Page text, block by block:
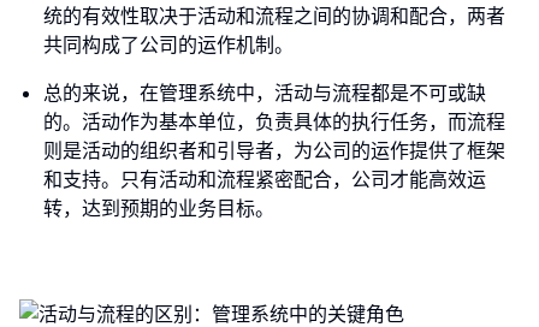
统的有效性取决于活动和流程之间的协调和配合，两者
共同构成了公司的运作机制。
总的来说，在管理系统中，活动与流程都是不可或缺
的。活动作为基本单位，负责具体的执行任务，而流程
则是活动的组织者和引导者，为公司的运作提供了框架
和支持。只有活动和流程紧密配合，公司才能高效运
转，达到预期的业务目标。